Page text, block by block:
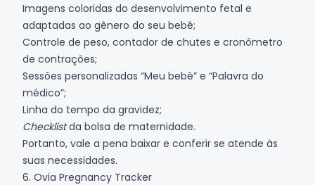
Imagens coloridas do desenvolvimento fetal e
adaptadas ao gênero do seu bebê;
Controle de peso, contador de chutes e cronômetro
de contrações;
Sessões personalizadas “Meu bebê” e “Palavra do
médico”;
Linha do tempo da gravidez;
Checklistda bolsa de maternidade.
Portanto, vale a pena baixar e conferir se atende às
suas necessidades.
6. Ovia Pregnancy Tracker